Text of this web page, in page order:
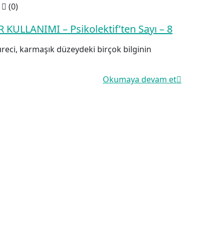
(0)
KULLANIMI – Psikolektif’ten Sayı – 8
karmaşık düzeydeki birçok bilginin
Okumaya devam et